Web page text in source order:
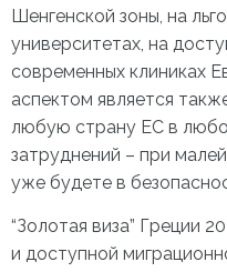
Шенгенской зоны, на
университетах, на
современных клиниках
аспектом является
любую страну ЕС в
затруднений – при
уже будете в
“Золотая виза” Греции
и доступной